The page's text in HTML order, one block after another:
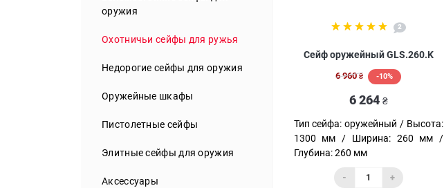
оружия
Охотничьи сейфы для ружья
Недорогие сейфы для оружия
Оружейные шкафы
Пистолетные сейфы
Элитные сейфы для оружия
Аксессуары
2
Сейф оружейный GLS.260.K
6 960₴ -10%
6 264 ₴
Тип сейфа: оружейный
Высота:
1300 мм
Ширина: 260 мм
Глубина: 260 мм
- +